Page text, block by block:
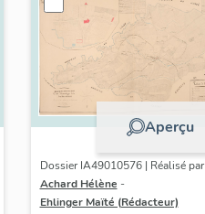
Aperçu
Dossier IA49010576 | Réalisé par
Achard Hélène -
Ehlinger Maïté (Rédacteur)